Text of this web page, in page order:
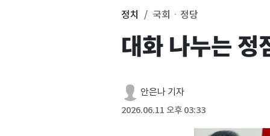
정치 국회ㆍ정당
대화 나누는 정
안은나 기자
2026.06.11 오후 03:33